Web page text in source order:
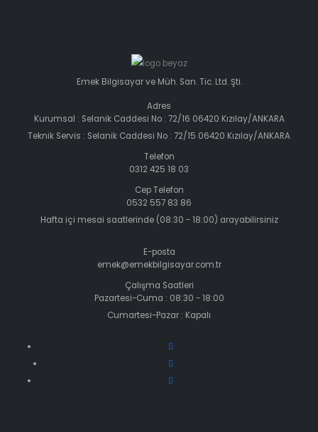
Emek Bilgisayar ve Müh. San. Tic. Ltd. Şti.
Adres
Kurumsal : Selanik Caddesi No : 72/16 06420 Kızılay/ANKARA
Teknik Servis : Selanik Caddesi No : 72/15 06420 Kızılay/ANKARA
Telefon
0312 425 18 03
Cep Telefon
0532 557 83 86
Hafta içi mesai saatlerinde (08:30 - 18:00) arayabilirsiniz
E-posta
emek@emekbilgisayar.com.tr
Çalışma Saatleri
Pazartesi-Cuma : 08:30 - 18:00
Cumartesi-Pazar : Kapalı